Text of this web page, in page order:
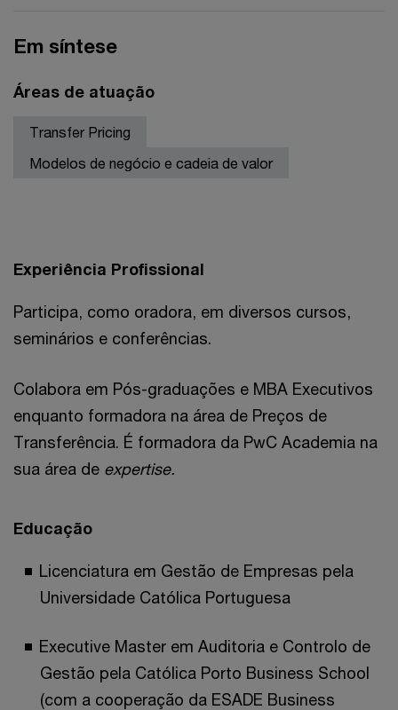
Em síntese
Áreas de atuação
Transfer Pricing
Modelos de negócio e cadeia de valor
Experiência Profissional
Participa, como oradora, em diversos cursos,
seminários e conferências.
Colabora em Pós-graduações e MBA Executivos
enquanto formadora na área de Preços de
Transferência. É formadora da PwC Academia na
sua área de expertise.
Educação
Licenciatura em Gestão de Empresas pela
Universidade Católica Portuguesa
Executive Master em Auditoria e Controlo de
Gestão pela Católica Porto Business School
(com a cooperação da ESADE Business